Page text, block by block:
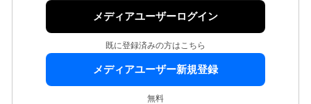
メディアユーザーログイン
既に登録済みの方はこちら
メディアユーザー新規登録
無料